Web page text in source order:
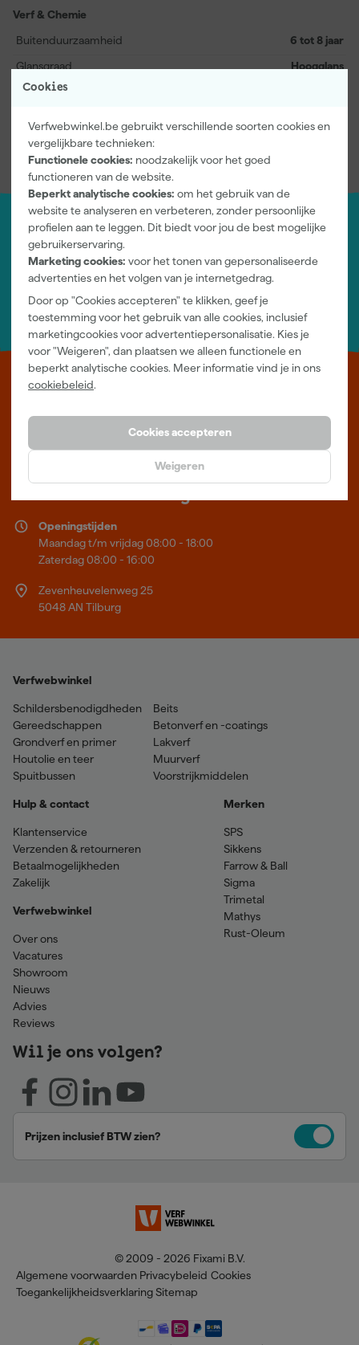
Cookies
Verfwebwinkel.be gebruikt verschillende soorten cookies en
vergelijkbare technieken:
Functionele cookies: noodzakelijk voor het goed
functioneren van de website.
Beperkt analytische cookies: om het gebruik van de
website te analyseren en verbeteren, zonder persoonlijke
profielen aan te leggen. Dit biedt voor jou de best mogelijke
gebruikerservaring.
Marketing cookies: voor het tonen van gepersonaliseerde
advertenties en het volgen van je internetgedrag.
Door op "Cookies accepteren" te klikken, geef je
toestemming voor het gebruik van alle cookies, inclusief
marketingcookies voor advertentiepersonalisatie. Kies je
voor "Weigeren", dan plaatsen we alleen functionele en
beperkt analytische cookies. Meer informatie vind je in ons
cookiebeleid.
Cookies accepteren
Weigeren
Verf & Chemie
Buitenduurzaamheid
6 tot 8 jaar
Glansgraad Hoogglans
Verfsoort
Bekijk alle kenmerken
Jouw account
Log-in en beheer je bestellingen en gegevens
Nieuwsbrief
Inschrijven wekelijkse nieuwsbrief
Wij helpen je graag
Neem contact op met één van onze specialisten.
Leer Verfwebwinkel beter kennen
Verf kopen doe je bij Verfwebwinkel.be, dé online verfwinkel van
België. Voordelige verf van topkwaliteit en gratis deskundig advies,
wat je project ook is.
Openingstijden
Maandag t/m vrijdag 08:00 - 18:00
Zaterdag 08:00 - 16:00
Zevenheuvelenweg 25
5048 AN Tilburg
Verfwebwinkel
Schildersbenodigdheden
Gereedschappen
Grondverf en primer
Houtolie en teer
Spuitbussen
Beits
Betonverf en -coatings
Lakverf
Muurverf
Voorstrijkmiddelen
Hulp & contact
Klantenservice
Verzenden & retourneren
Betaalmogelijkheden
Zakelijk
Verfwebwinkel
Over ons
Vacatures
Showroom
Nieuws
Advies
Reviews
Merken
SPS
Sikkens
Farrow & Ball
Sigma
Trimetal
Mathys
Rust-Oleum
Wil je ons volgen?
Prijzen inclusief BTW zien?
© 2009 - 2026 Fixami B.V.
Algemene voorwaarden Privacybeleid Cookies
Toegankelijkheidsverklaring Sitemap